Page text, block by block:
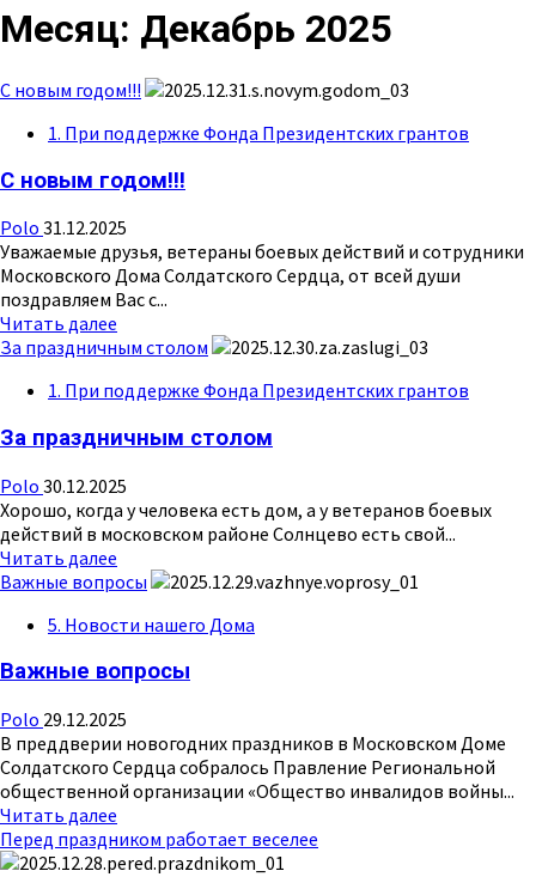
Месяц: Декабрь 2025
С новым годом!!!
1. При поддержке Фонда Президентских грантов
С новым годом!!!
Polo 31.12.2025
Уважаемые друзья, ветераны боевых действий и сотрудники
Московского Дома Солдатского Сердца, от всей души
поздравляем Вас с...
Читать далее
больше
С
годом!!!
За праздничным столом
1. При поддержке Фонда Президентских грантов
За праздничным столом
Polo 30.12.2025
Хорошо, когда у человека есть дом, а у ветеранов боевых
действий в московском районе Солнцево есть свой...
Читать далее
больше
За
столом
Важные вопросы
5. Новости нашего Дома
Важные вопросы
Polo 29.12.2025
В преддверии новогодних праздников в Московском Доме
Солдатского Сердца собралось Правление Региональной
общественной организации «Общество инвалидов войны...
Читать далее
больше
о
Перед праздником работает веселее